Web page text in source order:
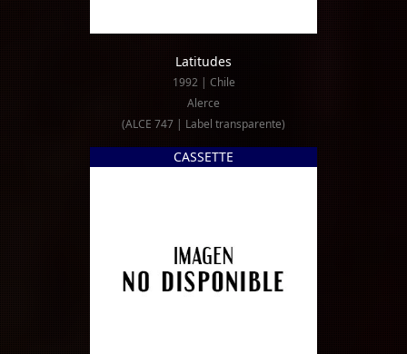
Latitudes
1992 | Chile
Alerce
(ALCE 747 | Label transparente)
CASSETTE